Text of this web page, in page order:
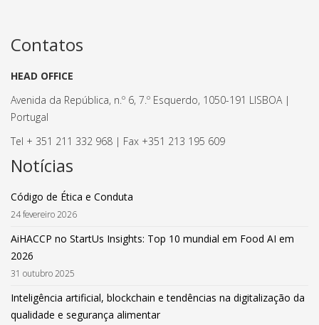
Contatos
HEAD OFFICE
Avenida da República, n.º 6, 7.º Esquerdo, 1050-191 LISBOA |
Portugal
Tel + 351 211 332 968 | Fax +351 213 195 609
Notícias
Código de Ética e Conduta
24 fevereiro 2026
AiHACCP no StartUs Insights: Top 10 mundial em Food AI em
2026
31 outubro 2025
Inteligência artificial, blockchain e tendências na digitalização da
qualidade e segurança alimentar